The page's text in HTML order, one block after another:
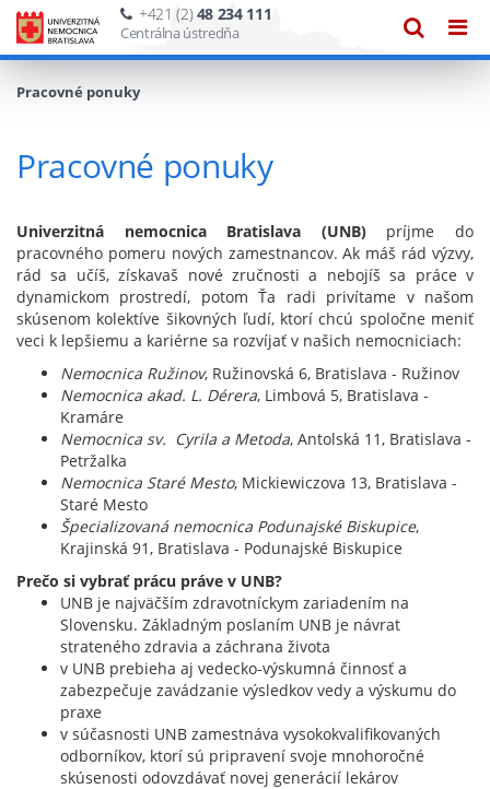
+421 (2)48 234 111
Centrálna ústredňa
Pracovné ponuky
Pracovné ponuky
Univerzitná nemocnica Bratislava (UNB)príjme do
pracovného pomeru nových zamestnancov. Ak máš rád výzvy,
rád sa učíš, získavaš nové zručnosti a nebojíš sa práce v
dynamickom prostredí, potom Ťa radi privítame v našom
skúsenom kolektíve šikovných ľudí, ktorí chcú spoločne meniť
veci k lepšiemu a kariérne sa rozvíjať v našich nemocniciach:
Nemocnica Ružinov, Ružinovská 6, Bratislava - Ružinov
Nemocnica akad. L. Dérera, Limbová 5, Bratislava -
Kramáre
Nemocnica sv. Cyrila a Metoda, Antolská 11, Bratislava -
Petržalka
Nemocnica Staré Mesto, Mickiewiczova 13, Bratislava -
Staré Mesto
Špecializovaná nemocnica Podunajské Biskupice,
Krajinská 91, Bratislava - Podunajské Biskupice
Prečo si vybrať prácu práve v UNB?
UNB je najväčším zdravotníckym zariadením na
Slovensku. Základným poslaním UNB je návrat
strateného zdravia a záchrana života
v UNB prebieha aj vedecko-výskumná činnosť a
zabezpečuje zavádzanie výsledkov vedy a výskumu do
praxe
v súčasnosti UNB zamestnáva vysokokvalifikovaných
odborníkov, ktorí sú pripravení svoje mnohoročné
skúsenosti odovzdávať novej generácií lekárov